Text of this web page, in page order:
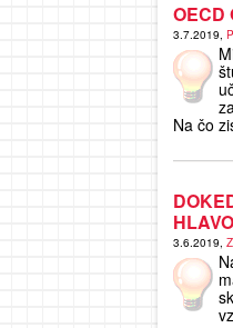
OECD
3.7.2019,
Na čo
3.6.2019,